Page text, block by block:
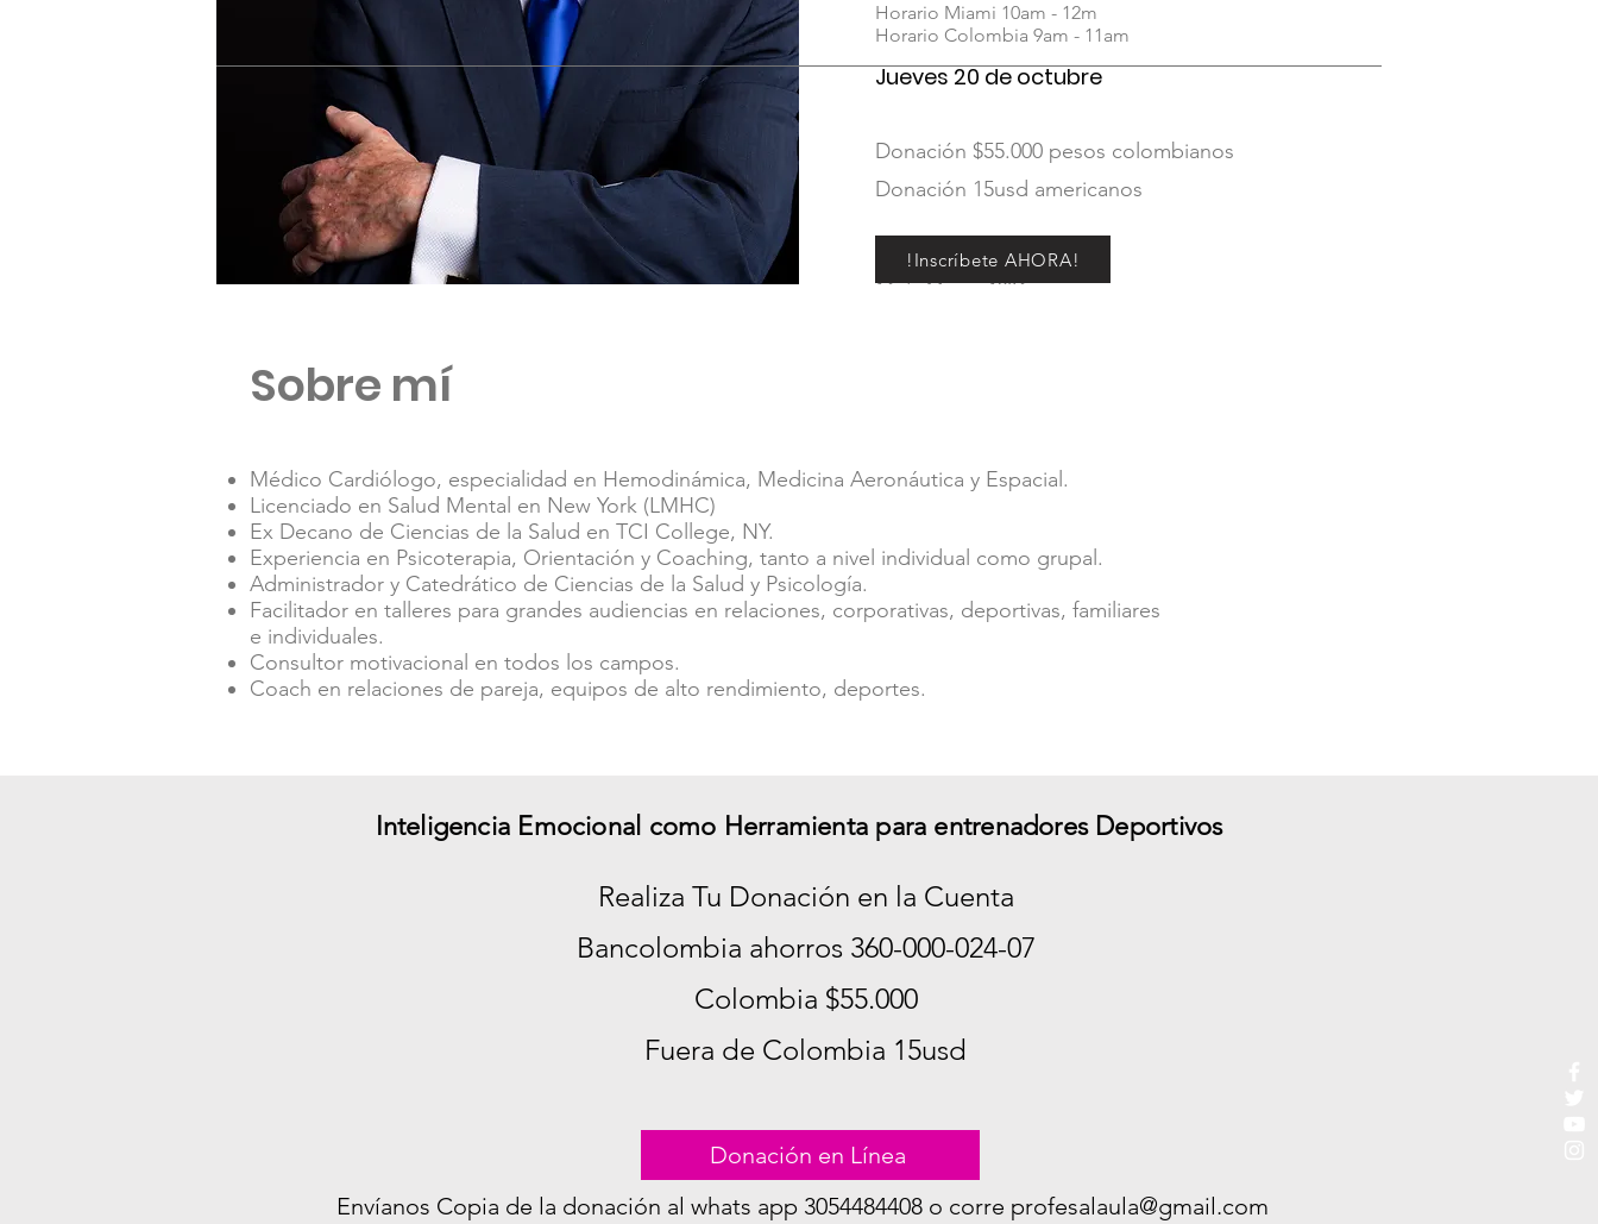
Horario Miami 10am - 12m
Horario Colombia 9am - 11am
Jueves 20 de octubre
Donación $55.000 pesos colombianos
Donación 15usd americanos
14 de Marzo, 1984
!Inscríbete AHORA!
Sobre mí
Médico Cardiólogo, especialidad en Hemodinámica, Medicina Aeronáutica y Espacial.
Licenciado en Salud Mental en New York (LMHC)
Ex Decano de Ciencias de la Salud en TCI College, NY.
Experiencia en Psicoterapia, Orientación y Coaching, tanto a nivel individual como grupal.
Administrador y Catedrático de Ciencias de la Salud y Psicología.
Facilitador en talleres para grandes audiencias en relaciones, corporativas, deportivas, familiares
e individuales.
Consultor motivacional en todos los campos.
Coach en relaciones de pareja, equipos de alto rendimiento, deportes.
Inteligencia Emocional como Herramienta para entrenadores Deportivos
Realiza Tu Donación en la Cuenta
Bancolombia ahorros 360-000-024-07
Colombia $55.000
Fuera de Colombia 15usd
Donación en Línea
Envíanos Copia de la donación al whats app 3054484408 o corre profesalaula@gmail.com